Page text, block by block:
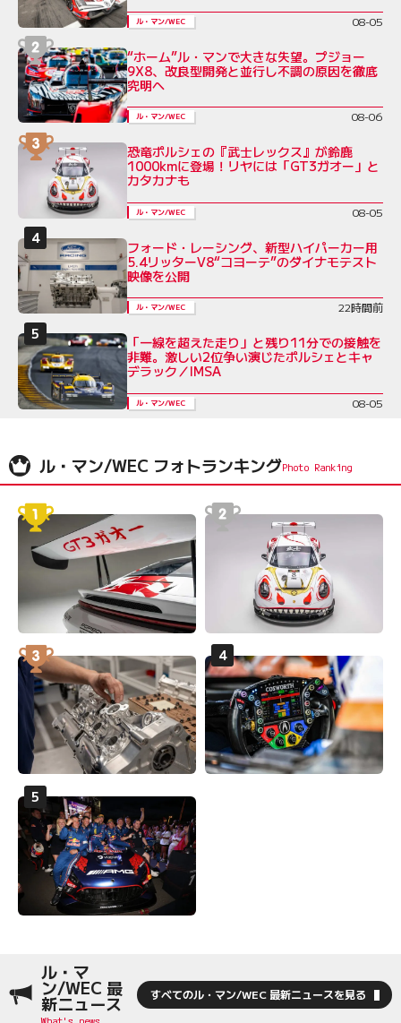
ル・マン/WEC 08-05
“ホーム”ル・マンで大きな失望。プジョー
9X8、改良型開発と並行し不調の原因を徹底
究明へ
ル・マン/WEC 08-06
恐竜ポルシェの『武士レックス』が鈴鹿
1000kmに登場！リヤには「GT3ガオー」と
カタカナも
ル・マン/WEC 08-05
フォード・レーシング、新型ハイパーカー用
5.4リッターV8“コヨーテ”のダイナモテスト
映像を公開
ル・マン/WEC 22時間前
「一線を超えた走り」と残り11分での接触を
非難。激しい2位争い演じたポルシェとキャ
デラック／IMSA
ル・マン/WEC 08-05
ル・マン/WEC フォトランキング
ル・マ
ン/WEC 最
新ニュース すべてのル・マン/WEC 最新ニュースを見る